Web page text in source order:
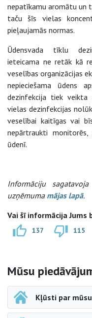
nepatīkamu aromātu un
taču šīs vielas
pieļaujamās normas.
Ūdensvada tīklu
ieteicama ne retāk kā
veselības organizācijas
nepieciešama ūdens
dezinfekcija tiek
vielas dezinfekcijas
veselībai kaitīgas vai
nepārtraukti
ūdenī.
Informāciju
uzņēmuma mājas lapā.
Vai šī informācija Jums
137 115
Sāna
Mūsu
Kļūsti par